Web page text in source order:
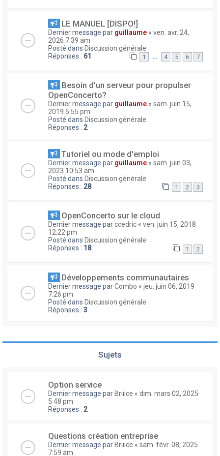
LE MANUEL [DISPO!]
Dernier message par guillaume « ven. avr. 24,
2026 7:39 am
Posté dans Discussion générale
Réponses : 61 1 … 4 5 6 7
Besoin d'un serveur pour propulser
OpenConcerto?
Dernier message par guillaume « sam. juin 15,
2019 5:55 pm
Posté dans Discussion générale
Réponses : 2
Tutoriel ou mode d'emploi
Dernier message par guillaume « sam. juin 03,
2023 10:53 am
Posté dans Discussion générale
Réponses : 28 1 2 3
OpenConcerto sur le cloud
Dernier message parccedric « ven. juin 15, 2018
12:22 pm
Posté dans Discussion générale
Réponses : 18 1 2
Développements communautaires
Dernier message parCombo « jeu. juin 06, 2019
7:26 pm
Posté dans Discussion générale
Réponses : 3
Sujets
Option service
Dernier message parBriiice « dim. mars 02, 2025
5:48 pm
Réponses : 2
Questions création entreprise
Dernier message parBriiice « sam. févr. 08, 2025
7:59 am